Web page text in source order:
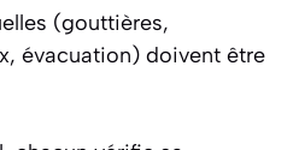
(gouttières,
évacuation) doivent être